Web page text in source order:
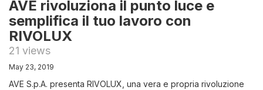
AVE rivoluziona il punto luce e
semplifica il tuo lavoro con
RIVOLUX
21 views
May 23, 2019
AVE S.p.A. presenta RIVOLUX, una vera e propria rivoluzione